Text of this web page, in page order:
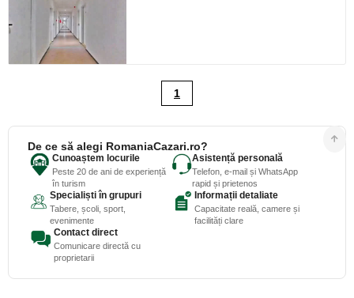
1
De ce să alegi RomaniaCazari.ro?
Cunoaștem locurile
Peste 20 de ani de experiență
în turism
Asistență personală
Telefon, e-mail și WhatsApp
rapid și prietenos
Specialiști în grupuri
Tabere, școli, sport,
evenimente
Informații detaliate
Capacitate reală, camere și
facilități clare
Contact direct
Comunicare directă cu
proprietarii